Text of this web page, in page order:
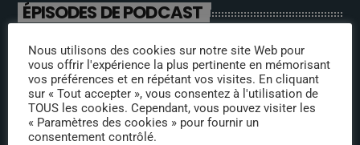
ÉPISODES DE PODCAST
ANIMATEURS
jeremy
Nous utilisons des cookies sur notre site Web pour
vous offrir l'expérience la plus pertinente en mémorisant
vos préférences et en répétant vos visites. En cliquant
sur « Tout accepter », vous consentez à l'utilisation de
TOUS les cookies. Cependant, vous pouvez visiter les
« Paramètres des cookies » pour fournir un
consentement contrôlé.